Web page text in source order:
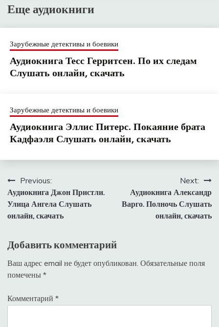
Еще аудиокниги
Зарубежные детективы и боевики
Аудиокнига Тесс Герритсен. По их следам
Слушать онлайн, скачать
Зарубежные детективы и боевики
Аудиокнига Эллис Питерс. Покаяние брата
Кадфаэля Слушать онлайн, скачать
Навигация
по
записям
Previous:
Аудиокнига Джон Пристли.
Улица Ангела Слушать
онлайн, скачать
Next:
Аудиокнига Александр
Варго. Полночь Слушать
онлайн, скачать
Добавить комментарий
Ваш адрес email не будет опубликован. Обязательные поля
помечены *
Комментарий *